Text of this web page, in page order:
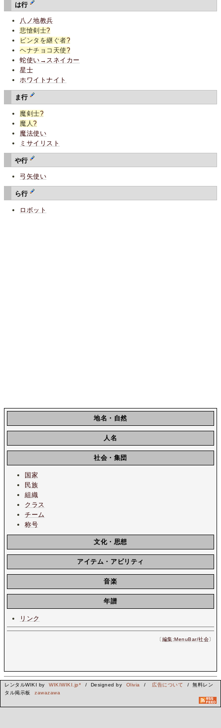
は行
八ノ地教兵
悲愴剣士?
ビンタを継ぐ者?
ヘナチョコ天使?
蛇使い→スネイカー
星士
ホワイトナイト
ま行
魔剣士?
魔人?
魔法使い
ミサイリスト
や行
弓矢使い
ら行
ロボット
地名・自然
人名
社会・集団
国家
民族
組織
クラス
チーム
称号
文化・思想
アイテム・アビリティ
音楽
年譜
リンク
〔編集:MenuBar/社会〕
レンタルWIKI by WIKIWIKI.jp* / Designed by Olivia / 広告について
/ 無料レン
タル掲示板
zawazawa